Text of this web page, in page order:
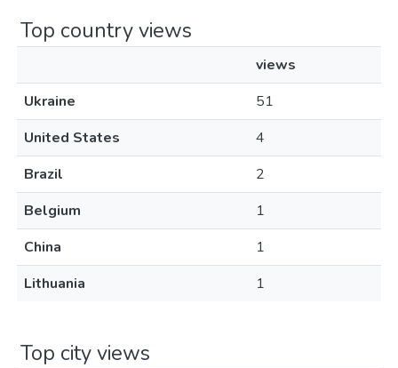
Top country views
views
Ukraine
51
United States
4
Brazil
2
Belgium
1
China
1
Lithuania
1
Top city views